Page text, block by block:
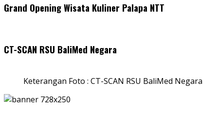
Grand Opening Wisata Kuliner Palapa NTT
CT-SCAN RSU BaliMed Negara
Keterangan Foto : CT-SCAN RSU BaliMed Negara